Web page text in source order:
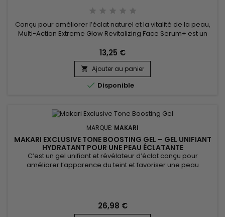
Conçu pour améliorer l’éclat naturel et la vitalité de la peau,
Multi-Action Extreme Glow Revitalizing Face Serum+ est un
uniforme et lumineux. Sa formule associe l’extrait de Prunus à
des actifs hydratants et antioxydants pour contribuer à lisser
l’apparence de la peau, préserver son...
13,25 €
 Ajouter au panier
 Disponible
MARQUE: MAKARI
MAKARI EXCLUSIVE TONE BOOSTING GEL – GEL UNIFIANT
HYDRATANT POUR UNE PEAU ÉCLATANTE
C’est un gel unifiant et révélateur d’éclat conçu pour
améliorer l’apparence du teint et favoriser une peau
reconnus pour aider à réduire l’apparence des...
26,98 €